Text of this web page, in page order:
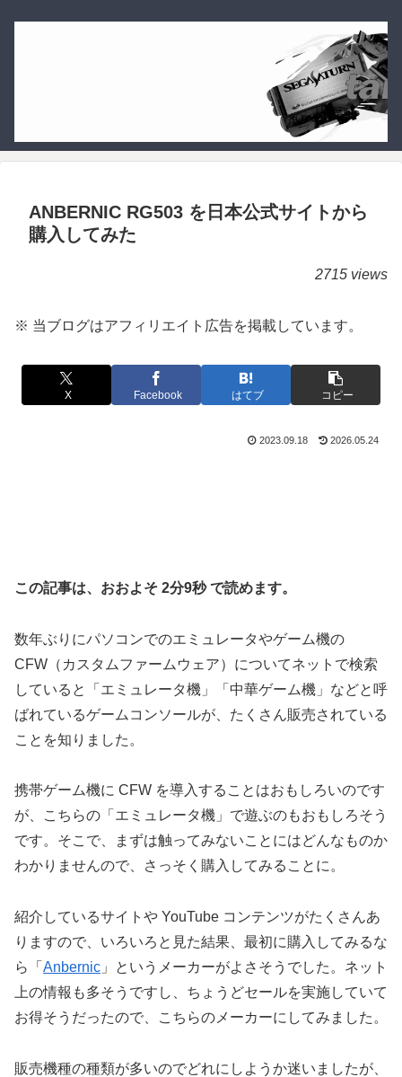
ANBERNIC RG503 を日本公式サイトから
購入してみた
2715 views
※ 当ブログはアフィリエイト広告を掲載しています。
X Facebook はてブ コピー
2023.09.18 2026.05.24
この記事は、おおよそ 2分9秒 で読めます。
数年ぶりにパソコンでのエミュレータやゲーム機の
CFW（カスタムファームウェア）についてネットで検索
していると「エミュレータ機」「中華ゲーム機」などと呼
ばれているゲームコンソールが、たくさん販売されている
ことを知りました。
携帯ゲーム機に CFW を導入することはおもしろいのです
が、こちらの「エミュレータ機」で遊ぶのもおもしろそう
です。そこで、まずは触ってみないことにはどんなものか
わかりませんので、さっそく購入してみることに。
紹介しているサイトや YouTube コンテンツがたくさんあ
りますので、いろいろと見た結果、最初に購入してみるな
ら「 Anbernic 」というメーカーがよさそうでした。ネット
上の情報も多そうですし、ちょうどセールを実施していて
お得そうだったので、こちらのメーカーにしてみました。
販売機種の種類が多いのでどれにしようか迷いましたが、